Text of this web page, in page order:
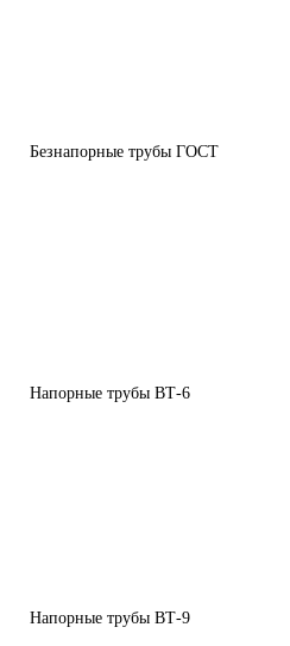
Безнапорные трубы ГОСТ
Напорные трубы ВТ-6
Напорные трубы ВТ-9